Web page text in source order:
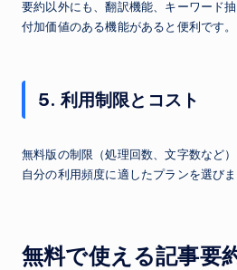
要約以外にも、翻訳機能、キーワード
付加価値のある機能があると便利です。
5. 利用制限とコスト
無料版の制限（処理回数、文字数など
自分の利用頻度に適したプランを選びま
無料で使える記事要